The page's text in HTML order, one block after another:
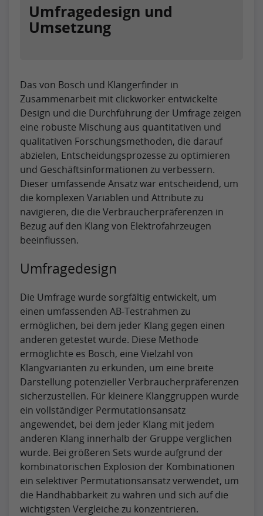
Umfragedesign und
Umsetzung
Das von Bosch und Klangerfinder in
Zusammenarbeit mit clickworker entwickelte
Design und die Durchführung der Umfrage zeigen
eine robuste Mischung aus quantitativen und
qualitativen Forschungsmethoden, die darauf
abzielen, Entscheidungsprozesse zu optimieren
und Geschäftsinformationen zu verbessern.
Dieser umfassende Ansatz war entscheidend, um
die komplexen Variablen und Attribute zu
navigieren, die die Verbraucherpräferenzen in
Bezug auf den Klang von Elektrofahrzeugen
beeinflussen.
Umfragedesign
Die Umfrage wurde sorgfältig entwickelt, um
einen umfassenden AB-Testrahmen zu
ermöglichen, bei dem jeder Klang gegen einen
anderen getestet wurde. Diese Methode
ermöglichte es Bosch, eine Vielzahl von
Klangvarianten zu erkunden, um eine breite
Darstellung potenzieller Verbraucherpräferenzen
sicherzustellen. Für kleinere Klanggruppen wurde
ein vollständiger Permutationsansatz
angewendet, bei dem jeder Klang mit jedem
anderen Klang innerhalb der Gruppe verglichen
wurde. Bei größeren Sets wurde aufgrund der
kombinatorischen Explosion der Kombinationen
ein selektiver Permutationsansatz verwendet, um
die Handhabbarkeit zu wahren und sich auf die
wichtigsten Vergleiche zu konzentrieren.